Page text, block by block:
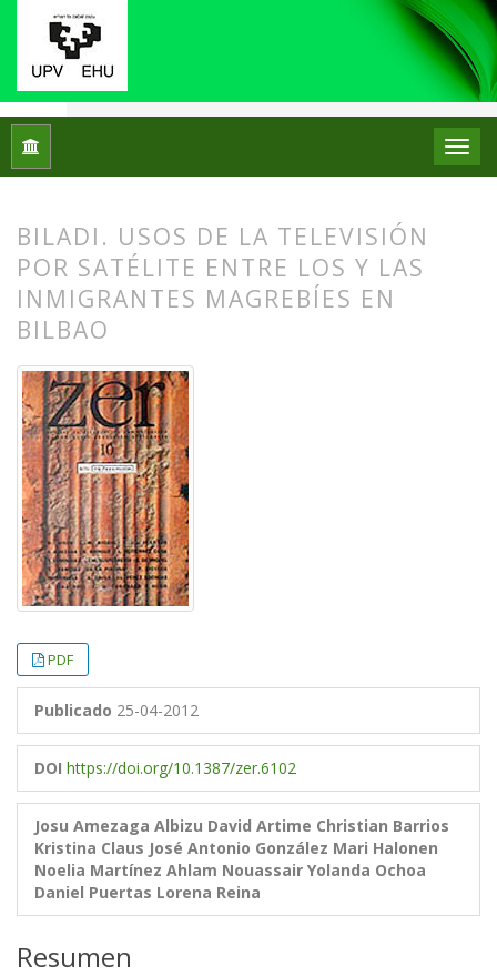
Inicio
BILADI. USOS DE LA TELEVISIÓN
POR SATÉLITE ENTRE LOS Y LAS
INMIGRANTES MAGREBÍES EN
BILBAO
PDF
Publicado 25-04-2012
DOI https://doi.org/10.1387/zer.6102
Josu Amezaga Albizu David Artime Christian Barrios
Kristina Claus José Antonio González Mari Halonen
Noelia Martínez Ahlam Nouassair Yolanda Ochoa
Daniel Puertas Lorena Reina
Resumen